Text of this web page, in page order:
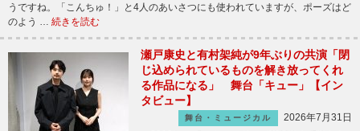
うですね。「こんちゅ！」と4人のあいさつにも使われていますが、ポーズはど
のよう … 続きを読む
瀬戸康史と有村架純が9年ぶりの共演「閉
じ込められているものを解き放ってくれ
る作品になる」 舞台「キュー」【イン
タビュー】
舞台・ミュージカル
2026年7月31日